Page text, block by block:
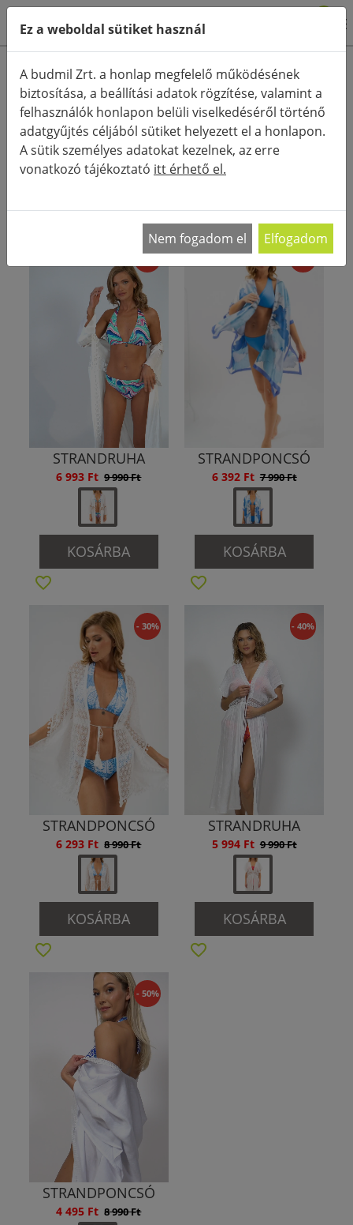
Termékkategóriák
Részletes keresés
FŐOLDAL KATEGÓRIÁK
RUHÁZAT
STRANDKENDŐ, STRANDPONCSÓ
RENDEZÉS:
STRANDRUHA
6 993 Ft 9 990 Ft
KOSÁRBA
STRANDPONCSÓ
6 392 Ft 7 990 Ft
KOSÁRBA
- 30%
STRANDPONCSÓ
6 293 Ft 8 990 Ft
KOSÁRBA
- 40%
STRANDRUHA
5 994 Ft 9 990 Ft
KOSÁRBA
- 50%
STRANDPONCSÓ
4 495 Ft 8 990 Ft
Ez a weboldal sütiket használ
A budmil Zrt. a honlap megfelelő működésének
biztosítása, a beállítási adatok rögzítése, valamint a
felhasználók honlapon belüli viselkedéséről történő
adatgyűjtés céljából sütiket helyezett el a honlapon.
A sütik személyes adatokat kezelnek, az erre
vonatkozó tájékoztató itt érhető el.
Nem fogadom el Elfogadom